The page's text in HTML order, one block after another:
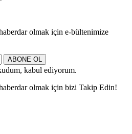
olmak için e-bültenimize
ABONE OL
kabul ediyorum.
olmak için bizi Takip Edin!